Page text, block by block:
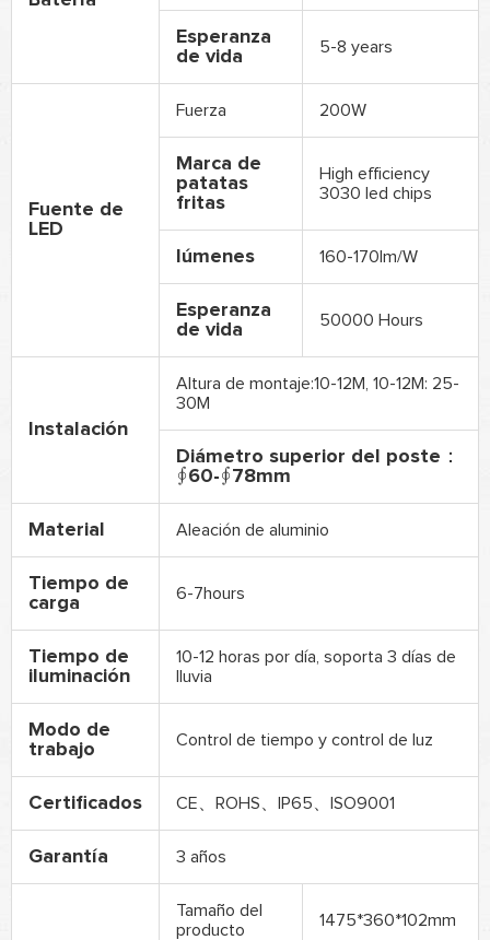
Esperanza
de vida
5-8 years
Fuente de
LED
Fuerza 200W
Marca de
patatas
fritas
High efficiency
3030 led chips
lúmenes 160-170lm/W
Esperanza
de vida
50000 Hours
Instalación
Altura de montaje:10-12M, 10-12M: 25-
30M
Diámetro superior del poste：
∮60-∮78mm
Material Aleación de aluminio
Tiempo de
carga
6-7hours
Tiempo de
iluminación
10-12 horas por día, soporta 3 días de
lluvia
Modo de
trabajo
Control de tiempo y control de luz
Certificados CE、ROHS、IP65、ISO9001
Garantía 3 años
Tamaño del
producto
1475*360*102mm